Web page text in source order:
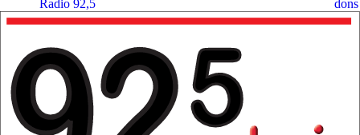
Radio 92,5
dons